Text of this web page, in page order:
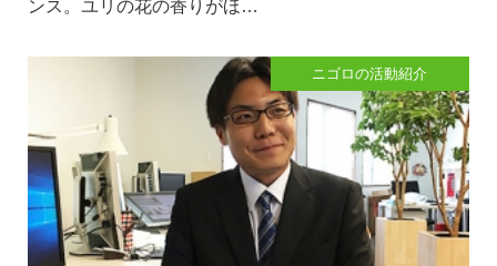
ンス。ユリの花の香りがほ…
ニゴロの活動紹介